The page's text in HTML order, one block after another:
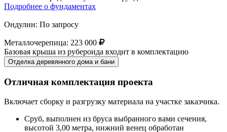
Подробнее о фундаментах
Ондулин: По запросу
Металлочерепица: 223 000
Базовая крыша из рубероида входит в комплектацию
Отделка деревянного дома и бани
Отличная комплектация проекта
Включает сборку и разгрузку материала на участке заказчика.
Сруб, выполнен из бруса выбранного вами сечения,
высотой 3,00 метра, нижний венец обработан